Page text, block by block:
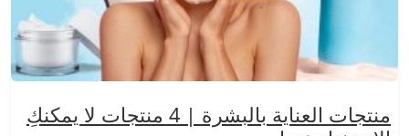
منتجات العناية بالبشرة | 4 منتجات لا يمكنكِ